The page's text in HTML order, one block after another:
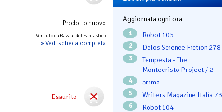
Prodotto nuovo
Venduto da Bazaar del Fantastico
» Vedi scheda completa
Esaurito
Aggiornata ogni ora
1 Robot 105
2 Delos Science Fiction 278
3
Tempesta - The
Montecristo Project / 2
4 ənima
5 Writers Magazine Italia 73
6 Robot 104